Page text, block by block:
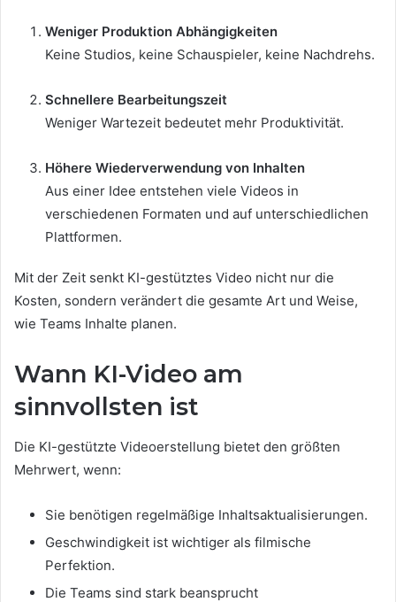
Weniger Produktion Abhängigkeiten
Keine Studios, keine Schauspieler, keine Nachdrehs.
Schnellere Bearbeitungszeit
Weniger Wartezeit bedeutet mehr Produktivität.
Höhere Wiederverwendung von Inhalten
Aus einer Idee entstehen viele Videos in
verschiedenen Formaten und auf unterschiedlichen
Plattformen.
Mit der Zeit senkt KI-gestütztes Video nicht nur die
Kosten, sondern verändert die gesamte Art und Weise,
wie Teams Inhalte planen.
Wann KI-Video am
sinnvollsten ist
Die KI-gestützte Videoerstellung bietet den größten
Mehrwert, wenn:
Sie benötigen regelmäßige Inhaltsaktualisierungen.
Geschwindigkeit ist wichtiger als filmische
Perfektion.
Die Teams sind stark beansprucht